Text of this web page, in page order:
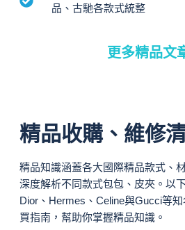
品、古馳各款式統整
更多精品文
精品收購、維修
精品知識涵蓋各大國際精品款式、
深度解析不同款式包包、皮夾。以
Dior、Hermes、Celine與Gucci等
買指南，幫助你掌握精品知識。